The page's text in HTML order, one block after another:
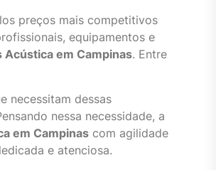
preços mais competitivos
equipamentos e
Acústica em Campinas. Entre
necessitam dessas
nessa necessidade, a
em Campinascom agilidade
e atenciosa.